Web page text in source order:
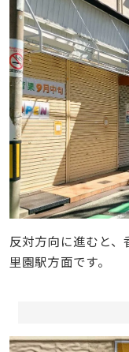
反対方向に進むと
里園駅方面です。